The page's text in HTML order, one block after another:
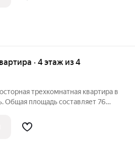
· 4 этаж из 4
трехкомнатная квартира в
Общая площадь составляет 76
пластиковые окна, натяжные